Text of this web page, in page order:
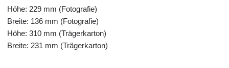
Höhe: 229 mm (Fotografie)
Breite: 136 mm (Fotografie)
Höhe: 310 mm (Trägerkarton)
Breite: 231 mm (Trägerkarton)